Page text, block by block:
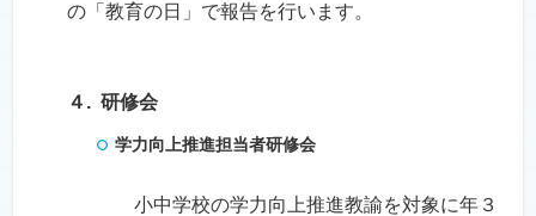
の「教育の日」で報告を行います。
４. 研修会
学力向上推進担当者研修会
小中学校の学力向上推進教諭を対象に年３